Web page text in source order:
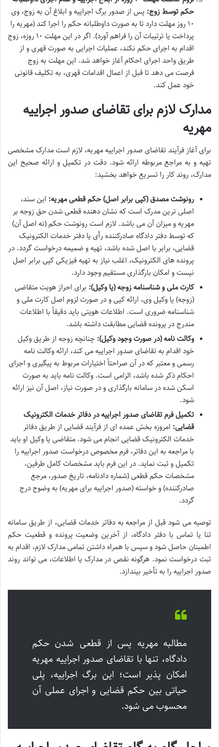
حکم توسط زوج: پس از صدور برگ اجراییه و ابلاغ آن به زوج، وی
۱۰ روز مهلت دارد تا به صورت داوطلبانه حکم را اجرا کند (مهریه را
پرداخت یا ترتیبات آن را فراهم آورد). اگر در این مهلت ۱۰ روزه، زوج
اقدام به اجرای حکم نکند، عملیات اجرایی به صورت قهری و از
طریق واحد اجرای احکام آغاز خواهد شد. این مهلت به زوج
فرصت می دهد تا قبل از اعمال اقدامات قهری، به تکلیف قانونی
خود عمل کند.
مدارک لازم برای تقاضای صدور اجراییه
مهریه
برای آغاز فرآیند تقاضای صدور اجراییه مهریه، لازم است مدارک مشخصی
تهیه و به مراجع مربوطه ارائه شود. دقت در تکمیل و ارائه صحیح این
مدارک، روند کار را تسریع خواهد بخشید:
رونوشت مصدق (کپی برابر اصل) حکم قطعی مهریه: این سند،
اصلی ترین مدرک است که نشان دهنده قطعی شدن حق زوجه بر
مهریه و میزان آن می باشد. لازم است رونوشت حکم (نه اصل آن)
که توسط دفتر دادگاه صادرکننده رأی یا دفتر خدمات الکترونیک
قضایی، برابر با اصل شده باشد، تهیه و ضمیمه درخواست گردد. در
پرونده های الکترونیک، اغلب نیاز به تهیه فیزیکی کپی برابر اصل
نیست و امکان بارگذاری مستقیم وجود دارد.
کارت ملی و شناسنامه زوجه (یا وکیل): برای احراز هویت متقاضی
(زوجه) یا وکیل وی، ارائه کپی و در صورت لزوم اصل کارت ملی و
شناسنامه ضروری است. اطلاعات هویتی باید دقیقاً با اطلاعات
مندرج در پرونده قضایی مطابقت داشته باشد.
وکالت نامه (در صورت وجود وکیل): چنانچه زوجه از طریق وکیل
خود اقدام به تقاضای صدور اجراییه می کند، ارائه وکالت نامه
رسمی و معتبر که در آن صراحتاً اختیارات مربوط به پیگیری و اجرای
احکام ذکر شده باشد، الزامی است. وکالت نامه باید به صورت
اسکن شده در سامانه بارگذاری و در صورت نیاز، اصل آن نیز ارائه
شود.
تکمیل فرم تقاضای صدور اجراییه در دفاتر خدمات الکترونیک
قضایی: امروزه بخش عمده ای از فرآیند قضایی از طریق دفاتر
خدمات الکترونیک قضایی انجام می شود. متقاضی یا وکیل او باید
با مراجعه به این دفاتر، فرم مخصوص درخواست صدور اجراییه را
تکمیل و ثبت نماید. در این فرم باید مشخصات کامل طرفین،
مشخصات حکم قطعی (شماره دادنامه، تاریخ صدور، مرجع
صادرکننده) و خواسته (صدور اجراییه برای مهریه) به وضوح درج
گردد.
توصیه می شود قبل از مراجعه به دفاتر خدمات قضایی، از طریق سامانه
ثنا یا تماس با دفتر دادگاه، از آخرین وضعیت پرونده و قطعیت حکم
اطمینان حاصل شود و سپس با همراه داشتن تمامی مدارک لازم، اقدام به
ثبت درخواست نمود. هرگونه نقص در مدارک یا اطلاعات، می تواند روند
صدور اجراییه را به تأخیر بیندازد.
مطالبه مهریه پس از قطعی شدن حکم
دادگاه، تنها با تقاضای صدور اجراییه مهریه
امکان پذیر است؛ این برگ اجراییه، پلی
حیاتی بین حکم قضایی و اجرای عملی آن
محسوب می شود.